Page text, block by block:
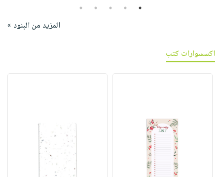
1
2
3
4
5
المزيد من البنود »
اكسسوارات كتب